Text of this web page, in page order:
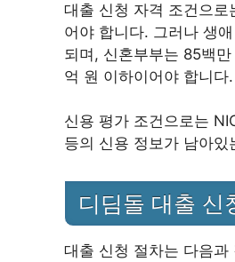
대출 신청 자격 조건으
어야 합니다. 그러나 생
되며, 신혼부부는 85백
억 원 이하이어야 합니다.
신용 평가 조건으로는
등의 신용 정보가 남아
디딤돌 대출 신
대출 신청 절차는 다음